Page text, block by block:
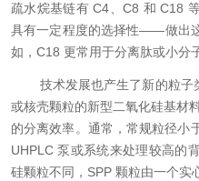
疏水烷基链有 C4、C8 和 C18
具有一定程度的选择性——做出
如，C18 更常用于分离肽或小分
技术发展也产生了新的粒子
或核壳颗粒的新型二氧化硅基材
的分离效率。通常，常规粒径小
UHPLC 泵或系统来处理较高的
硅颗粒不同，SPP 颗粒由一个